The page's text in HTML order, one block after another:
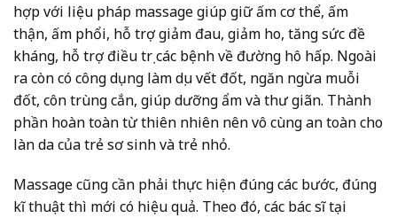
hợp với liệu pháp massage giúp giữ ấm cơ thể, ấm
thận, ấm phổi, hỗ trợ giảm đau, giảm ho, tăng sức đề
kháng, hỗ trợ điều trị các bệnh về đường hô hấp. Ngoài
ra còn có công dụng làm dịu vết đốt, ngăn ngừa muỗi
đốt, côn trùng cắn, giúp dưỡng ẩm và thư giãn. Thành
phần hoàn toàn từ thiên nhiên nên vô cùng an toàn cho
làn da của trẻ sơ sinh và trẻ nhỏ.
Massage cũng cần phải thực hiện đúng các bước, đúng
kĩ thuật thì mới có hiệu quả. Theo đó, các bác sĩ tại